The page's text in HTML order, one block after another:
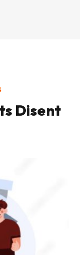
Disent